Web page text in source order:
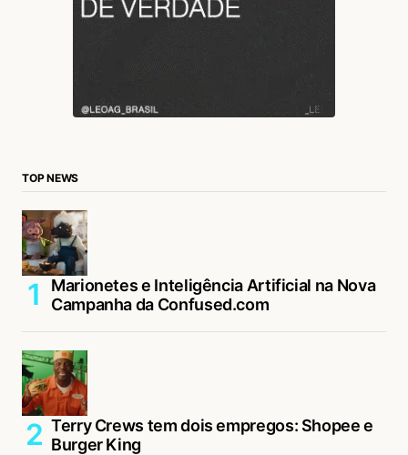
TOP NEWS
Marionetes e Inteligência Artificial na Nova
Campanha da Confused.com
Terry Crews tem dois empregos: Shopee e
Burger King